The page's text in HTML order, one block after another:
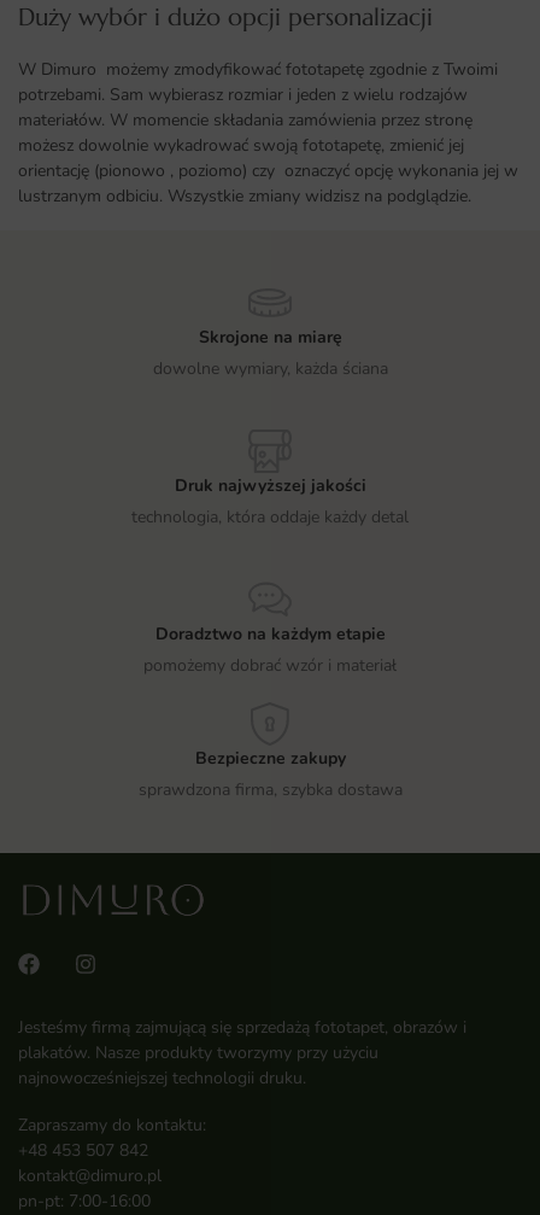
Duży wybór i dużo opcji personalizacji ​
W Dimuro możemy zmodyfikować fototapetę zgodnie z Twoimi
potrzebami. Sam wybierasz rozmiar i jeden z wielu rodzajów
materiałów. W momencie składania zamówienia przez stronę
możesz dowolnie wykadrować swoją fototapetę, zmienić jej
orientację (pionowo , poziomo) czy oznaczyć opcję wykonania jej w
lustrzanym odbiciu. Wszystkie zmiany widzisz na podglądzie.
Skrojone na miarę
dowolne wymiary, każda ściana
Druk najwyższej jakości
technologia, która oddaje każdy detal
Doradztwo na każdym etapie
pomożemy dobrać wzór i materiał
Bezpieczne zakupy
sprawdzona firma, szybka dostawa
Jesteśmy firmą zajmującą się sprzedażą fototapet, obrazów i
plakatów. Nasze produkty tworzymy przy użyciu
najnowocześniejszej technologii druku.
Zapraszamy do kontaktu:
+48 453 507 842
kontakt@dimuro.pl
pn-pt: 7:00-16:00